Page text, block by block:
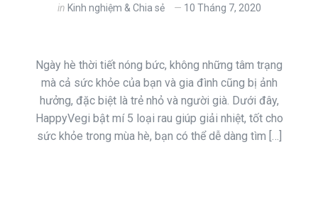
in Kinh nghiệm & Chia sẻ 10 Tháng 7, 2020
Ngày hè thời tiết nóng bức, không những tâm trạng
mà cả sức khỏe của bạn và gia đình cũng bị ảnh
hưởng, đặc biệt là trẻ nhỏ và người già. Dưới đây,
HappyVegi bật mí 5 loại rau giúp giải nhiệt, tốt cho
sức khỏe trong mùa hè, bạn có thể dễ dàng tìm […]